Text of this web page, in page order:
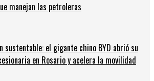
manejan las petroleras
sustentable: el gigante chino BYD abrió su
en Rosario y acelera la movilidad